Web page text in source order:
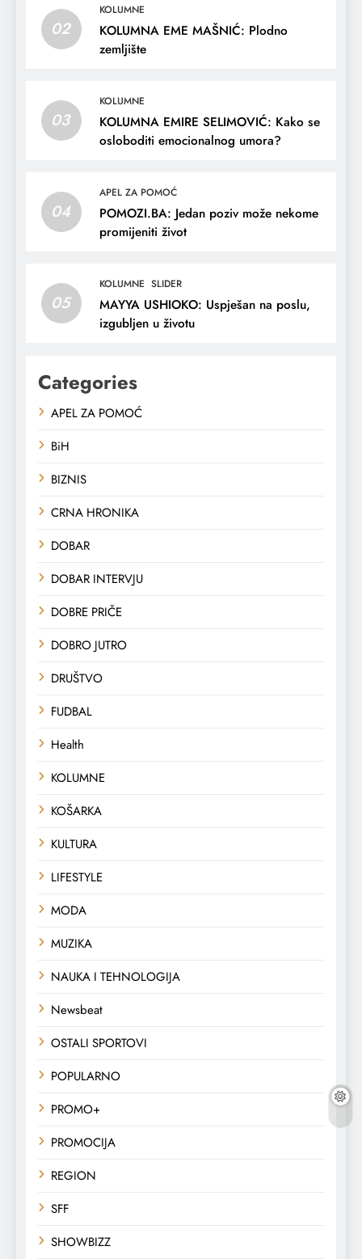
02
KOLUMNE
KOLUMNA EME MAŠNIĆ: Plodno
zemljište
03
KOLUMNE
KOLUMNA EMIRE SELIMOVIĆ: Kako se
osloboditi emocionalnog umora?
04
APEL ZA POMOĆ
POMOZI.BA: Jedan poziv može nekome
promijeniti život
05
KOLUMNE SLIDER
MAYYA USHIOKO: Uspješan na poslu,
izgubljen u životu
Categories
APEL ZA POMOĆ
BiH
BIZNIS
CRNA HRONIKA
DOBAR
DOBAR INTERVJU
DOBRE PRIČE
DOBRO JUTRO
DRUŠTVO
FUDBAL
Health
KOLUMNE
KOŠARKA
KULTURA
LIFESTYLE
MODA
MUZIKA
NAUKA I TEHNOLOGIJA
Newsbeat
OSTALI SPORTOVI
POPULARNO
PROMO+
PROMOCIJA
REGION
SFF
SHOWBIZZ